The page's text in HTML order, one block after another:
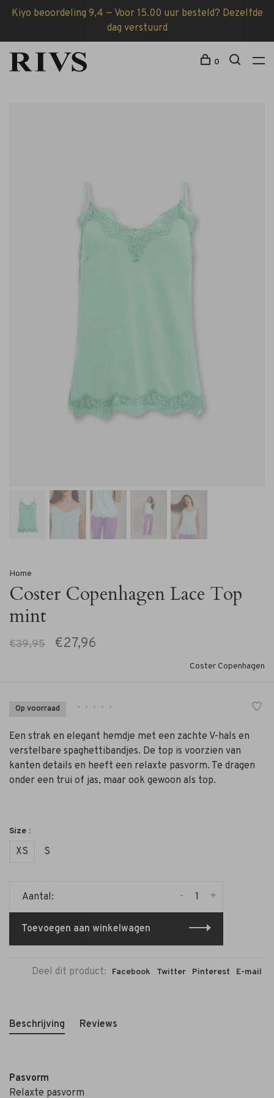
Kiyo beoordeling 9,4 — Voor 15.00 uur besteld? Dezelfde
dag verstuurd
0
Home
Coster Copenhagen Lace Top
mint
€39,95 €27,96
Coster Copenhagen
Op voorraad • • • • •
Een strak en elegant hemdje met een zachte V-hals en
verstelbare spaghettibandjes. De top is voorzien van
kanten details en heeft een relaxte pasvorm. Te dragen
onder een trui of jas, maar ook gewoon als top.
Size :
XS S
Aantal: +
-
Toevoegen aan winkelwagen
Deel dit product: Facebook Twitter Pinterest E-mail
Beschrijving Reviews
Pasvorm
Relaxte pasvorm